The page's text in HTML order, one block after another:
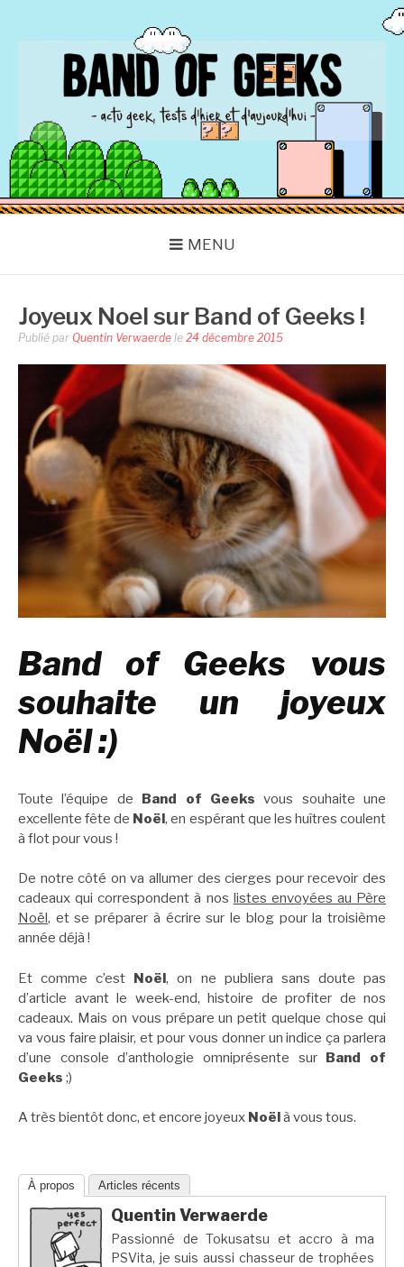
BAND OF GEEKS
Actu Geek d'hier et d'aujourd'hui
MENU
Joyeux Noel sur Band of Geeks !
Publié par Quentin Verwaerde le 24 décembre 2015
Band of Geeks vous
souhaite un joyeux
Noël :)
Toute l’équipe de Band of Geeks vous souhaite une
excellente fête de Noël, en espérant que les huîtres coulent
à flot pour vous !
De notre côté on va allumer des cierges pour recevoir des
cadeaux qui correspondent à nos listes envoyées au Père
Noël, et se préparer à écrire sur le blog pour la troisième
année déjà !
Et comme c’est Noël, on ne publiera sans doute pas
d’article avant le week-end, histoire de profiter de nos
cadeaux. Mais on vous prépare un petit quelque chose qui
va vous faire plaisir, et pour vous donner un indice ça parlera
d’une console d’anthologie omniprésente sur Band of
Geeks ;)
A très bientôt donc, et encore joyeux Noëlà vous tous.
À propos Articles récents
Quentin Verwaerde
Passionné de Tokusatsu et accro à ma
PSVita, je suis aussi chasseur de trophées